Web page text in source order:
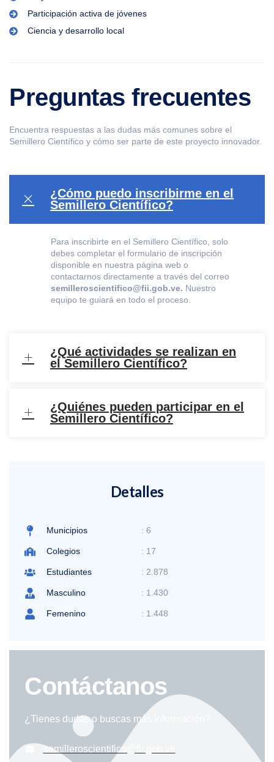
Detalles
Municipios
Colegios
Estudiantes
Masculino
Femenino
: 6
: 17
: 2.878
: 1.430
: 1.448
Contáctanos
¿Tienes dudas o buscas más información?
semilleroscientifico@fii.gob.ve
Participación activa de jóvenes
Ciencia y desarrollo local
Preguntas frecuentes
Encuentra respuestas a las dudas más comunes sobre el
Semillero Científico y cómo ser parte de este proyecto innovador.
¿Cómo puedo inscribirme en el
Semillero Científico?
Para inscribirte en el Semillero Científico, solo
debes completar el formulario de inscripción
disponible en nuestra página web o
contactarnos directamente a través del correo
semilleroscientifico@fii.gob.ve. Nuestro
equipo te guiará en todo el proceso.
¿Qué actividades se realizan en
el Semillero Científico?
¿Quiénes pueden participar en el
Semillero Científico?